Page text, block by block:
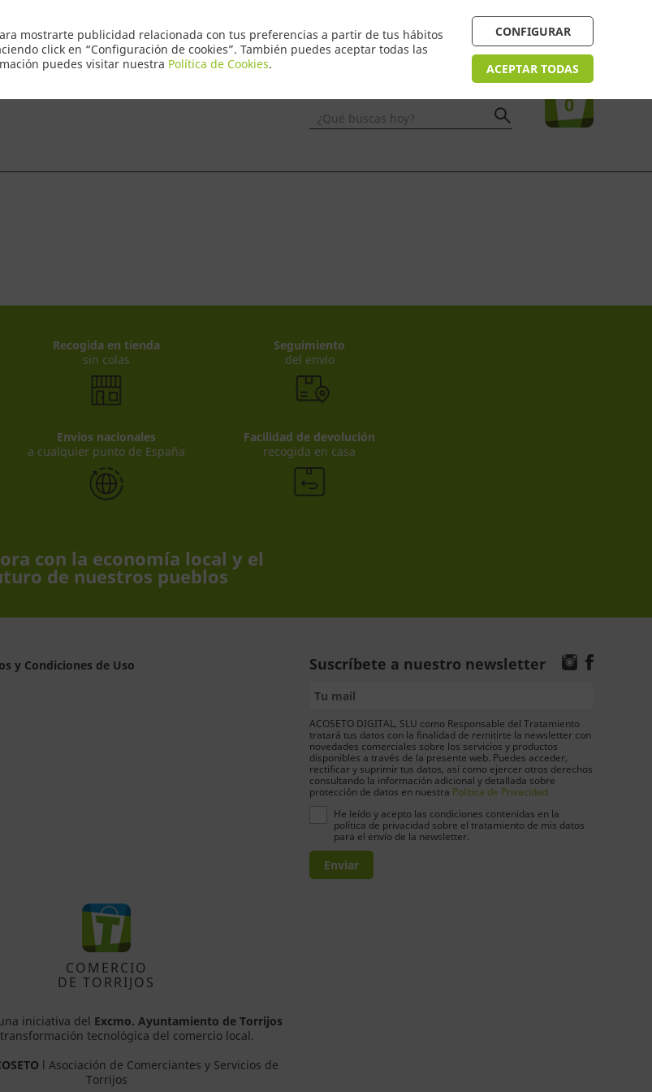
mostrarte publicidad relacionada con tus preferencias a partir de tus hábitos
click en “Configuración de cookies”. También puedes aceptar todas las
puedes visitar nuestra Política de Cookies.
CONFIGURAR
ACEPTAR TODAS
¿Necesitas ayuda? FAQ
Tu compra
0
¿Qué buscas hoy?
Recogida en tienda
sin colas
Seguimiento
del envío
Envíos nacionales
a cualquier punto de España
Facilidad de devolución
recogida en casa
con la economía local y el
de nuestros pueblos
y Condiciones de Uso
Suscríbete a nuestro newsletter
ACOSETO DIGITAL, SLU como Responsable del Tratamiento
tratará tus datos con la finalidad de remitirte la newsletter con
novedades comerciales sobre los servicios y productos
disponibles a través de la presente web. Puedes acceder,
rectificar y suprimir tus datos, así como ejercer otros derechos
consultando la información adicional y detallada sobre
protección de datos en nuestra Política de Privacidad
He leído y acepto las condiciones contenidas en la
política de privacidad sobre el tratamiento de mis datos
para el envío de la newsletter.
Enviar
COMERCIO
DE TORRIJOS
iniciativa del Excmo. Ayuntamiento de Torrijos
tecnológica del comercio local.
l Asociación de Comerciantes y Servicios de
Torrijos